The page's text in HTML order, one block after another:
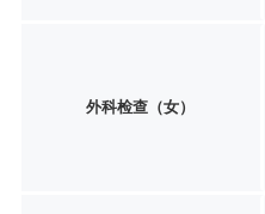
外科检查（女）